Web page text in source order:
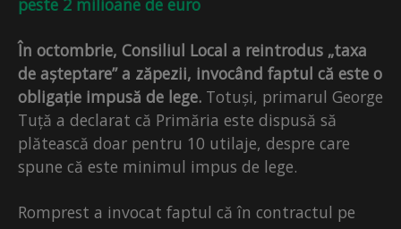
peste 2 milioane de euro
În octombrie, Consiliul Local a reintrodus „taxa
de așteptare” a zăpezii, invocând faptul că este o
obligație impusă de lege. Totuși, primarul George
Tuță a declarat că Primăria este dispusă să
plătească doar pentru 10 utilaje, despre care
spune că este minimul impus de lege.
Romprest a invocat faptul că în contractul pe